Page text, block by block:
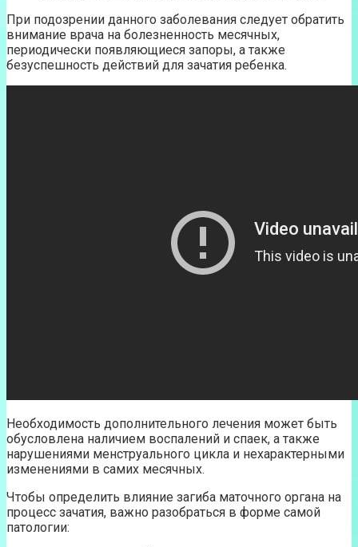
При подозрении данного заболевания следует обратить
внимание врача на болезненность месячных,
периодически появляющиеся запоры, а также
безуспешность действий для зачатия ребенка.
Необходимость дополнительного лечения может быть
обусловлена наличием воспалений и спаек, а также
нарушениями менструального цикла и нехарактерными
изменениями в самих месячных.
Чтобы определить влияние загиба маточного органа на
процесс зачатия, важно разобраться в форме самой
патологии: